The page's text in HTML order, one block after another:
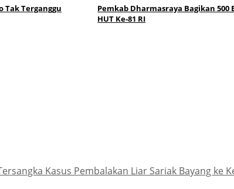
Tak Terganggu
Pemkab Dharmasraya Bagikan
HUT Ke-81 RI
Kasus Pembalakan Liar Sariak Bayang ke